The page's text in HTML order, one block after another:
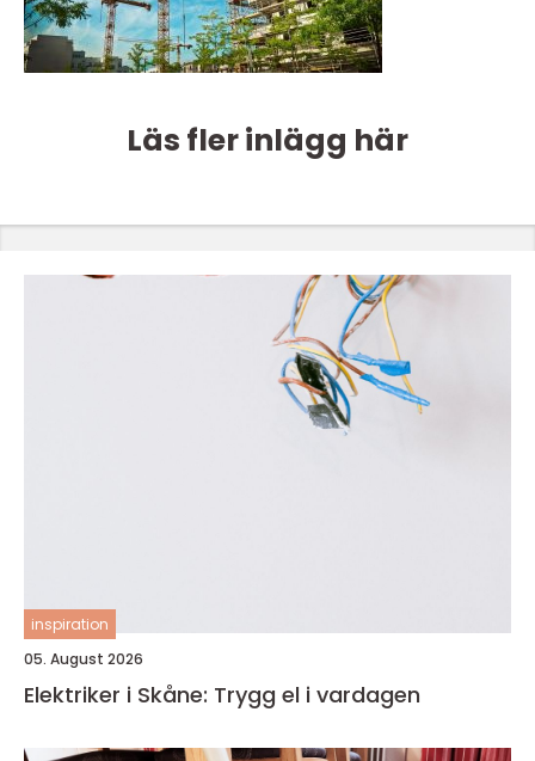
Läs fler inlägg här
inspiration
05. August 2026
Elektriker i Skåne: Trygg el i vardagen